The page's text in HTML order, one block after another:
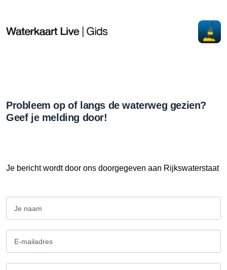
Probleem op of langs de waterweg gezien?
Geef je melding door!
Je bericht wordt door ons doorgegeven aan Rijkswaterstaat